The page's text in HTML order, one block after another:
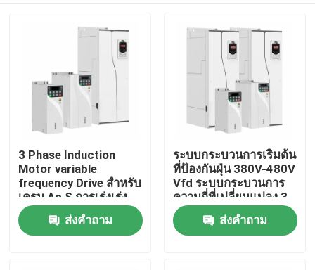
3 Phase Induction
Motor variable
frequency Drive สําหรับ
เครน Ac S การเร่งเร่ง
โค้ง
ส่งคำถาม
ระบบกระบวนการเริ่มต้น
ที่ป้องกันฝุ่น 380V-480V
Vfd ระบบกระบวนการ
ความถี่ที่เปลี่ยนแปลง 3
ขั้นตอนสําหรับเครน
ส่งคำถาม